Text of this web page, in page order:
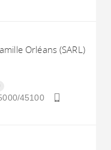
Orléans (SARL)
45100